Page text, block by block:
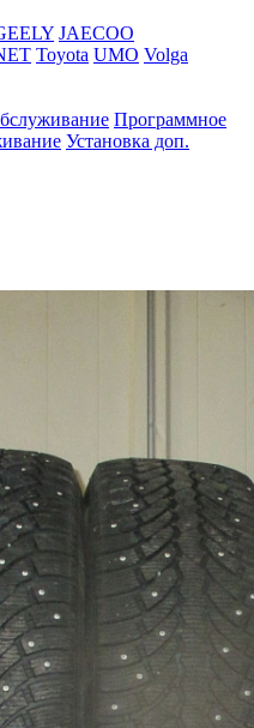
JAECOO
Toyota UMO Volga
Программное
Установка доп.